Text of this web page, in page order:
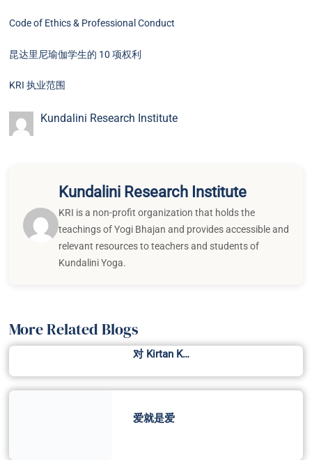
Code of Ethics & Professional Conduct
昆达里尼瑜伽学生的 10 项权利
KRI 执业范围
Kundalini Research Institute
Kundalini Research Institute
KRI is a non-profit organization that holds the
teachings of Yogi Bhajan and provides accessible and
relevant resources to teachers and students of
Kundalini Yoga.
More Related Blogs
对 Kirtan K…
爱就是爱